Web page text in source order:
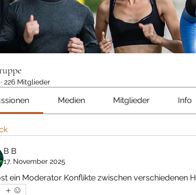
· 226 Mitglieder
Medien Mitglieder Info
В В
17. November 2025
ein Moderator Konflikte zwischen verschiedenen